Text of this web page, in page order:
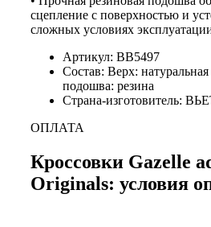
сцепление с поверхностью и
сложных условиях
Артикул: BB5497
Состав: Верх:
подошва: резина
Страна-изготовитель:
ОПЛАТА
Кроссовки Gazelle
Originals: условия